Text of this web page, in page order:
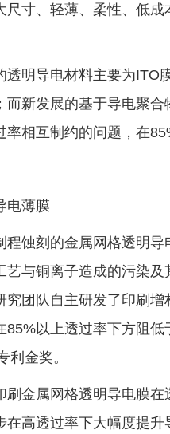
尺寸、轻薄、柔性、低
透明导电材料主要为ITO
而新发展的基于导电聚
相互制约的问题，在
电薄膜
程蚀刻的金属网格透明
艺与铜离子造成的污染
究团队自主研发了印刷
85%以上透过率下方阻
利金奖。
刷金属网格透明导电膜
在高透过率下大幅度提